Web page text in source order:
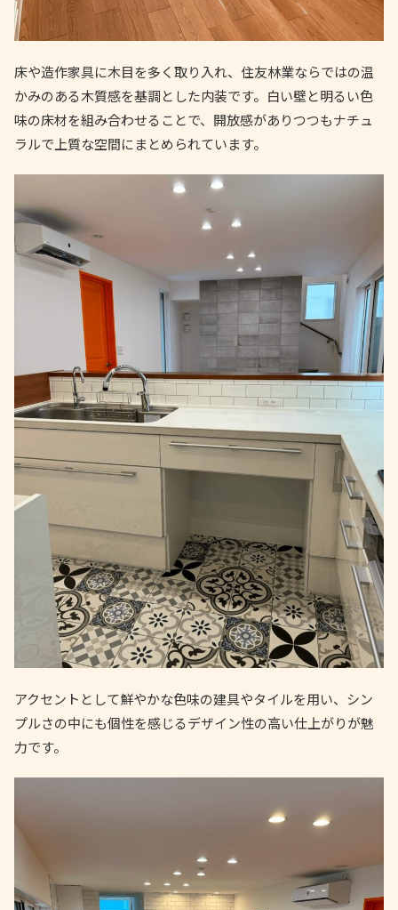
床や造作家具に木目を多く取り入れ、住友林業ならではの温
かみのある木質感を基調とした内装です。白い壁と明るい色
味の床材を組み合わせることで、開放感がありつつもナチュ
ラルで上質な空間にまとめられています。
アクセントとして鮮やかな色味の建具やタイルを用い、シン
プルさの中にも個性を感じるデザイン性の高い仕上がりが魅
力です。